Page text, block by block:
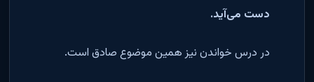
دست می‌آید.
در درس خواندن نیز همین موضوع صادق است.